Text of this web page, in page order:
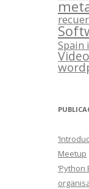
Spain
Video
Meetup